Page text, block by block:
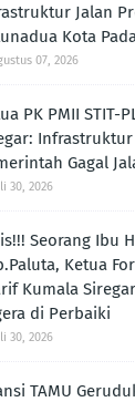
Jalan
Kota
07, 2026
PK PMII STIT-
Infrastruktur
Gagal
30, 2026
Seorang Ibu
Ketua
Kumala
di Perbaiki
30, 2026
TAMU